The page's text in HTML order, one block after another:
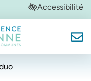
onglet)Accessibilité
Garonne